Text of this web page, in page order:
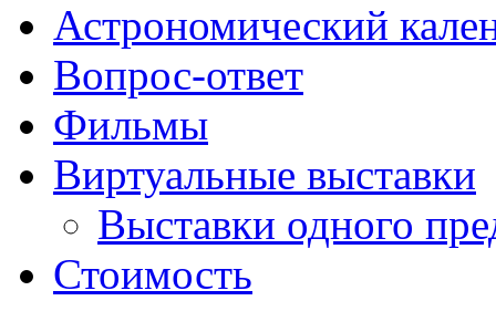
Астрономический
Вопрос-ответ
Фильмы
Виртуальные выставки
Выставки одного
Стоимость